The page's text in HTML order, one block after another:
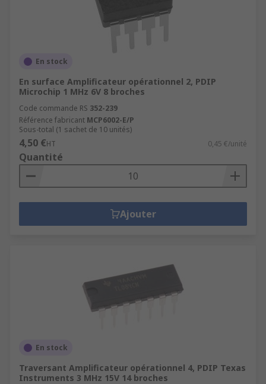
En stock
En surface Amplificateur opérationnel 2, PDIP
Microchip 1 MHz 6V 8 broches
Code commande RS 352-239
Référence fabricant MCP6002-E/P
Sous-total (1 sachet de 10 unités)
4,50 €HT 0,45 €/unité
Quantité
Ajouter
En stock
Traversant Amplificateur opérationnel 4, PDIP Texas
Instruments 3 MHz 15V 14 broches